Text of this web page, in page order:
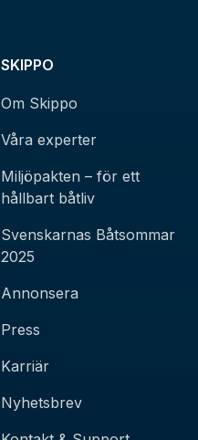
SKIPPO
Om Skippo
Våra experter
Miljöpakten – för ett
hållbart båtliv
Svenskarnas Båtsommar
2025
Annonsera
Press
Karriär
Nyhetsbrev